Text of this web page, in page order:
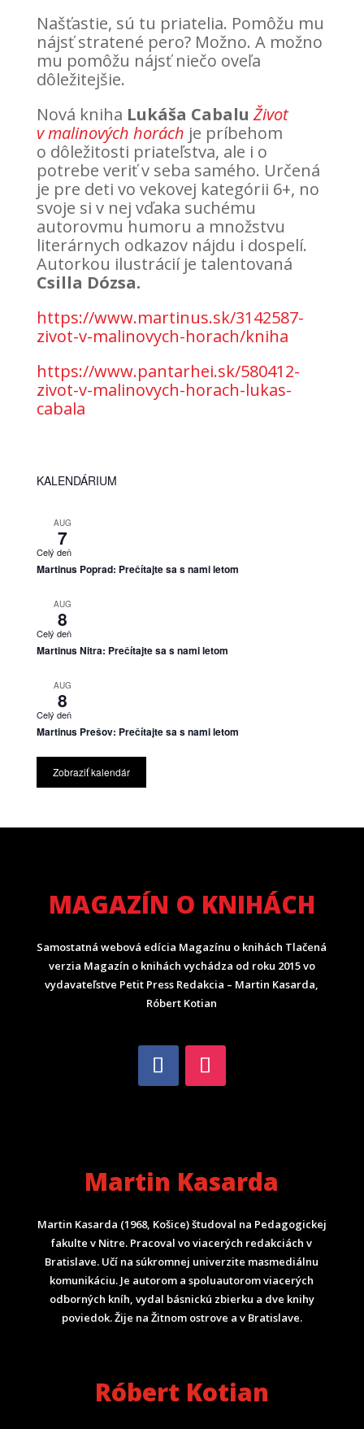
Našťastie, sú tu priatelia. Pomôžu mu
nájsť stratené pero? Možno. A možno
mu pomôžu nájsť niečo oveľa
dôležitejšie.
Nová kniha Lukáša Cabalu Život
v malinových horách je príbehom
o dôležitosti priateľstva, ale i o
potrebe veriť v seba samého. Určená
je pre deti vo vekovej kategórii 6+, no
svoje si v nej vďaka suchému
autorovmu humoru a množstvu
literárnych odkazov nájdu i dospelí.
Autorkou ilustrácií je talentovaná
Csilla Dózsa.
https://www.martinus.sk/3142587-
zivot-v-malinovych-horach/kniha
https://www.pantarhei.sk/580412-
zivot-v-malinovych-horach-lukas-
cabala
KALENDÁRIUM
AUG
7
Celý deň
Martinus Poprad: Prečítajte sa s nami letom
AUG
8
Celý deň
Martinus Nitra: Prečítajte sa s nami letom
AUG
8
Celý deň
Martinus Prešov: Prečítajte sa s nami letom
Zobraziť kalendár
MAGAZÍN O KNIHÁCH
Samostatná webová edícia Magazínu o knihách Tlačená
verzia Magazín o knihách vychádza od roku 2015 vo
vydavateľstve Petit Press Redakcia – Martin Kasarda,
Róbert Kotian
Martin Kasarda
Martin Kasarda (1968, Košice) študoval na Pedagogickej
fakulte v Nitre. Pracoval vo viacerých redakciách v
Bratislave. Učí na súkromnej univerzite masmediálnu
komunikáciu. Je autorom a spoluautorom viacerých
odborných kníh, vydal básnickú zbierku a dve knihy
poviedok. Žije na Žitnom ostrove a v Bratislave.
Róbert Kotian